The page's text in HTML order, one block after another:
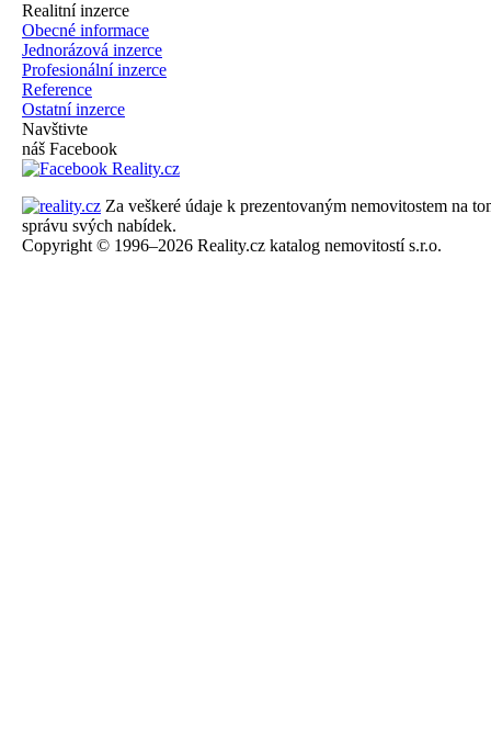
Realitní inzerce
Obecné informace
Jednorázová inzerce
Profesionální inzerce
Reference
Ostatní inzerce
Navštivte
náš Facebook
Za veškeré údaje k prezentovaným nemovitostem na
správu svých nabídek.
Copyright © 1996–2026 Reality.cz katalog nemovitostí s.r.o.